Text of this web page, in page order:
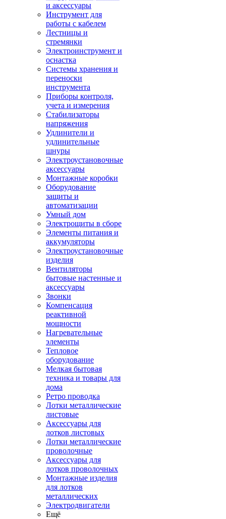
и аксессуары
Инструмент для
работы с кабелем
Лестницы и
стремянки
Электроинструмент и
оснастка
Системы хранения и
переноски
инструмента
Приборы контроля,
учета и измерения
Стабилизаторы
напряжения
Удлинители и
удлинительные
шнуры
Электроустановочные
аксессуары
Монтажные коробки
Оборудование
защиты и
автоматизации
Умный дом
Электрощиты в сборе
Элементы питания и
аккумуляторы
Электроустановочные
изделия
Вентиляторы
бытовые настенные и
аксессуары
Звонки
Компенсация
реактивной
мощности
Нагревательные
элементы
Тепловое
оборудование
Мелкая бытовая
техника и товары для
дома
Ретро проводка
Лотки металлические
листовые
Аксессуары для
лотков листовых
Лотки металлические
проволочные
Аксессуары для
лотков проволочных
Монтажные изделия
для лотков
металлических
Электродвигатели
Ещё